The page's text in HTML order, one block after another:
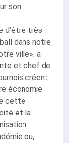
son
d’être très
dans notre
ville», a
et chef de
créent
économie
cette
et la
ou,